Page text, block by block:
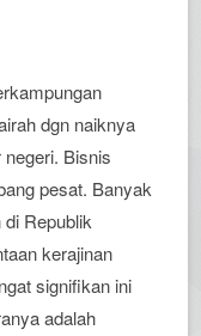
dgn naiknya
Bisnis
pesat. Banyak
Republik
kerajinan
signifikan ini
adalah